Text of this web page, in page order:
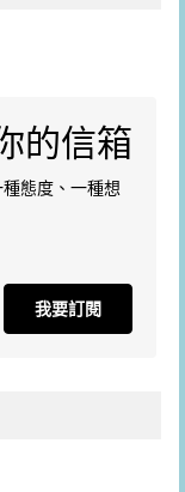
的信箱
態度、一種想
我要訂閱